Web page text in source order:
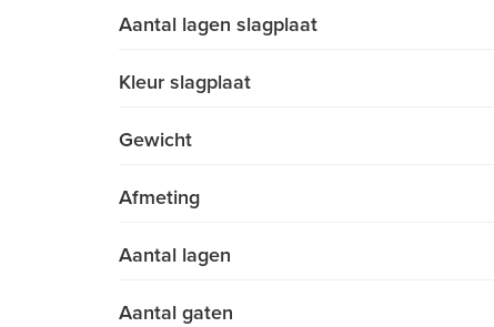
Aantal lagen slagplaat
Kleur slagplaat
Gewicht
Afmeting
Aantal lagen
Aantal gaten